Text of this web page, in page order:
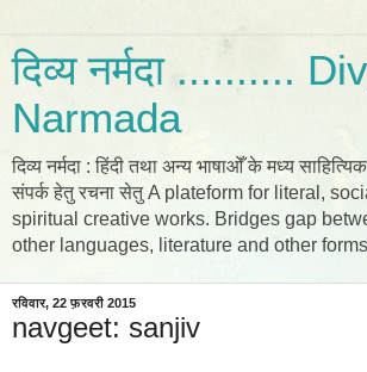
दिव्य नर्मदा ..........
Narmada
दिव्य नर्मदा : हिंदी तथा अन्य भाषाओँ के मध्य
संपर्क हेतु रचना सेतु A plateform for literal,
spiritual creative works. Bridges gap
other languages, literature and other
रविवार, 22 फ़रवरी 2015
navgeet: sanjiv